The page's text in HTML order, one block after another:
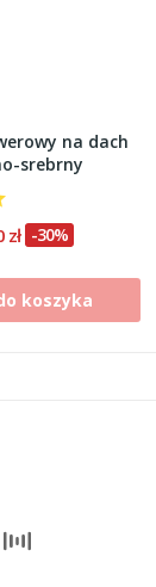
na dach
srebrny
zł -30%
koszyka